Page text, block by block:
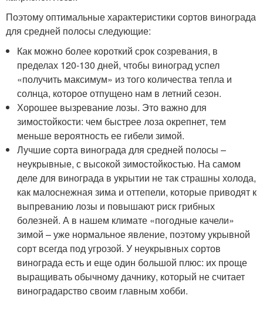
Поэтому оптимальные характеристики сортов винограда
для средней полосы следующие:
Как можно более короткий срок созревания, в
пределах 120-130 дней, чтобы виноград успел
«получить максимум» из того количества тепла и
солнца, которое отпущено нам в летний сезон.
Хорошее вызревание лозы. Это важно для
зимостойкости: чем быстрее лоза окрепнет, тем
меньше вероятность ее гибели зимой.
Лучшие сорта винограда для средней полосы –
неукрывные, с высокой зимостойкостью. На самом
деле для винограда в укрытии не так страшны холода,
как малоснежная зима и оттепели, которые приводят к
выпреванию лозы и повышают риск грибных
болезней. А в нашем климате «погодные качели»
зимой – уже нормальное явление, поэтому укрывной
сорт всегда под угрозой. У неукрывных сортов
винограда есть и еще один большой плюс: их проще
выращивать обычному дачнику, который не считает
виноградарство своим главным хобби.